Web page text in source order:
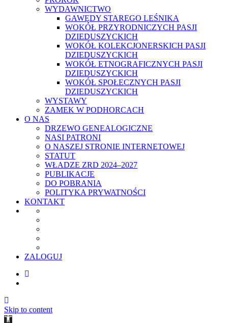
WYDAWNICTWO
GAWĘDY STAREGO LEŚNIKA
WOKÓŁ PRZYRODNICZYCH PASJI
DZIEDUSZYCKICH
WOKÓŁ KOLEKCJONERSKICH PASJI
DZIEDUSZYCKICH
WOKÓŁ ETNOGRAFICZNYCH PASJI
DZIEDUSZYCKICH
WOKÓŁ SPOŁECZNYCH PASJI
DZIEDUSZYCKICH
WYSTAWY
ZAMEK W PODHORCACH
O NAS
DRZEWO GENEALOGICZNE
NASI PATRONI
O NASZEJ STRONIE INTERNETOWEJ
STATUT
WŁADZE ZRD 2024–2027
PUBLIKACJE
DO POBRANIA
POLITYKA PRYWATNOŚCI
KONTAKT
ZALOGUJ
Skip to content
Open